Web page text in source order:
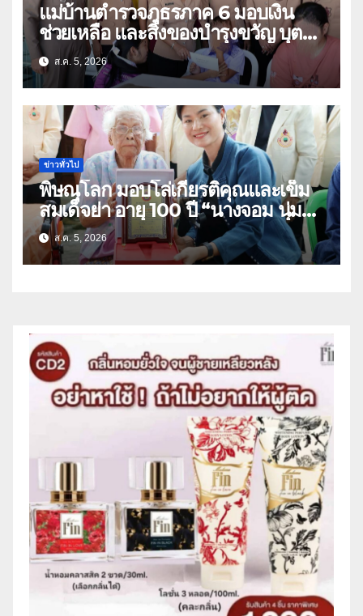
แม่บ้านตำรวจภูธรภาค 6 มอบเงิน
ช่วยเหลือ และสิ่งของบำรุงขวัญ บุตร-
ธิดา ข้าราชการตำรวจจังหวัด
อุทัยธานี
ส.ค. 5, 2026
ข่าวทั่วไป
พิษณุโลก มอบโล่เกียรติคุณและเข็ม
สมเด็จย่า อายุ 100 ปี “นางจอม นุ่ม
เนตร” ตำบลบ้านกร่าง อำเภอเมือง
ส.ค. 5, 2026